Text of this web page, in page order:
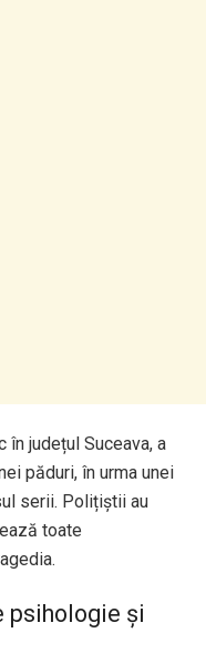
în județul Suceava, a
păduri, în urma unei
serii. Polițiștii au
toate
psihologie și